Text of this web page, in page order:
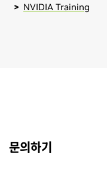
NVIDIA Training
문의하기